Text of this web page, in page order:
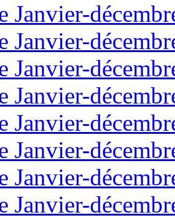
Janvier-
Janvier-
Janvier-
Janvier-
Janvier-
Janvier-
Janvier-
Janvier-